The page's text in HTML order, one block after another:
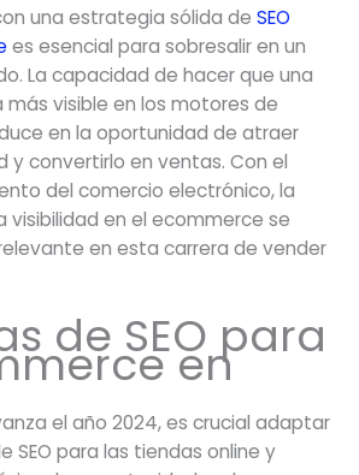
una estrategia sólida de SEO
es esencial para sobresalir en un
La capacidad de hacer que una
más visible en los motores de
en la oportunidad de atraer
y convertirlo en ventas. Con el
del comercio electrónico, la
visibilidad en el ecommerce se
en esta carrera de vender
de SEO para
en
el año 2024, es crucial adaptar
SEO para las tiendas online y